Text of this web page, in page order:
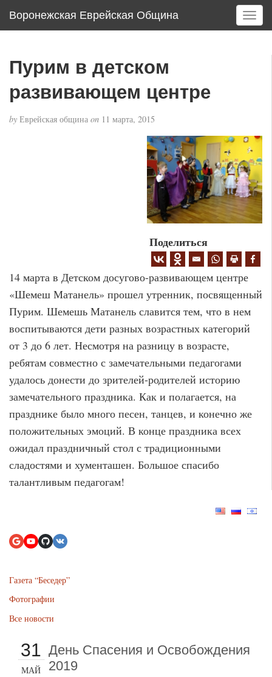
Воронежская Еврейская Община
T
o
i
g
a
t
i
n
Пурим в детском
развивающем центре
by Еврейская община on 11 марта, 2015
Поделиться
14 марта в Детском досугово-развивающем центре
«Шемеш Матанель» прошел утренник, посвященный
Пурим. Шемешь Матанель славится тем, что в нем
воспитываются дети разных возрастных категорий
от 3 до 6 лет. Несмотря на разницу в возрасте,
ребятам совместно с замечательными педагогами
удалось донести до зрителей-родителей историю
замечательного праздника. Как и полагается, на
празднике было много песен, танцев, и конечно же
положительных эмоций. В конце праздника всех
ожидал праздничный стол с традиционными
сладостями и хументашен. Большое спасибо
талантливым педагогам!
Газета “Беседер”
Фотографии
Все новости
31
МАЙ
День Спасения и Освобождения
2019